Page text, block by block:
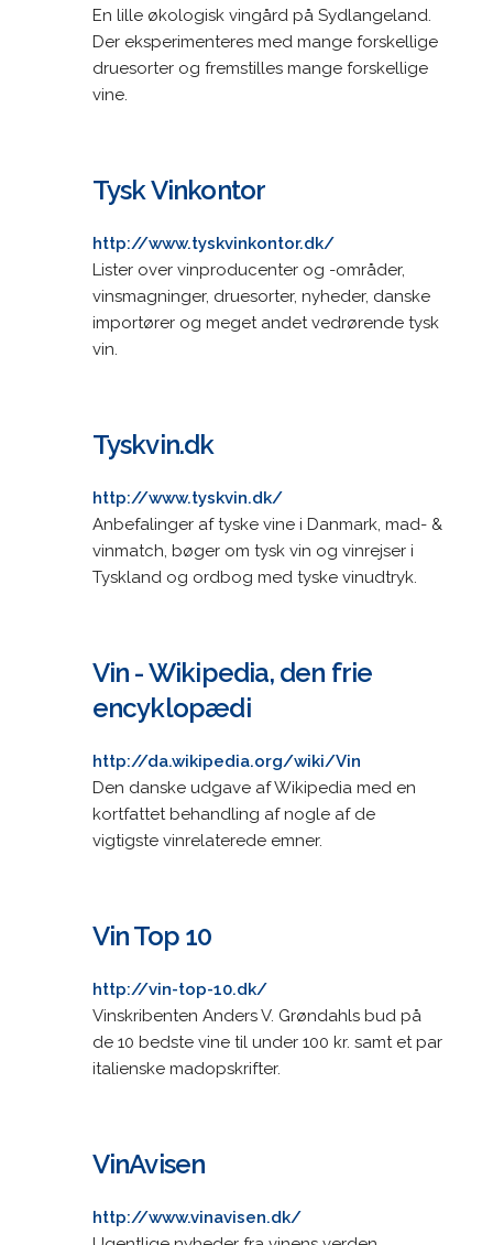
En lille økologisk vingård på Sydlangeland.
Der eksperimenteres med mange forskellige
druesorter og fremstilles mange forskellige
vine.
Tysk Vinkontor
http://www.tyskvinkontor.dk/
Lister over vinproducenter og -områder,
vinsmagninger, druesorter, nyheder, danske
importører og meget andet vedrørende tysk
vin.
Tyskvin.dk
http://www.tyskvin.dk/
Anbefalinger af tyske vine i Danmark, mad- &
vinmatch, bøger om tysk vin og vinrejser i
Tyskland og ordbog med tyske vinudtryk.
Vin - Wikipedia, den frie
encyklopædi
http://da.wikipedia.org/wiki/Vin
Den danske udgave af Wikipedia med en
kortfattet behandling af nogle af de
vigtigste vinrelaterede emner.
Vin Top 10
http://vin-top-10.dk/
Vinskribenten Anders V. Grøndahls bud på
de 10 bedste vine til under 100 kr. samt et par
italienske madopskrifter.
VinAvisen
http://www.vinavisen.dk/